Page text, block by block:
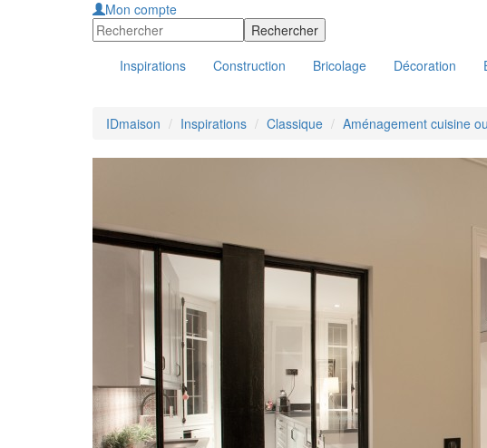
Mon compte
Inspirations Construction Bricolage Décoration
IDmaison Inspirations Classique Aménagement cuisine